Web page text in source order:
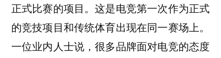
正式比赛的项目。这是电竞第一次作为正式
的竞技项目和传统体育出现在同一赛场上。
一位业内人士说，很多品牌面对电竞的态度